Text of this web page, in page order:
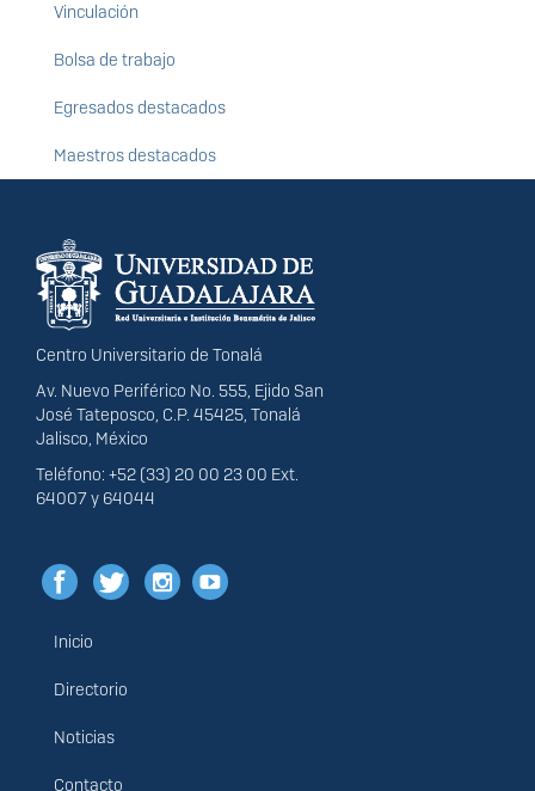
Vinculación
Bolsa de trabajo
Egresados destacados
Maestros destacados
Información del
portal
Centro Universitario de Tonalá
Av. Nuevo Periférico No. 555, Ejido San
José Tateposco, C.P. 45425, Tonalá
Jalisco, México
Teléfono: +52 (33) 20 00 23 00 Ext.
64007 y 64044
Menú
principal
Inicio
Directorio
Noticias
Contacto